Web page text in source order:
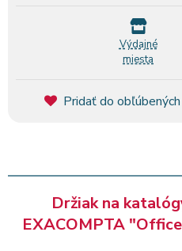
Výdajné
miesta
Pridať do obľúbených
Držiak na
EXACOMPTA